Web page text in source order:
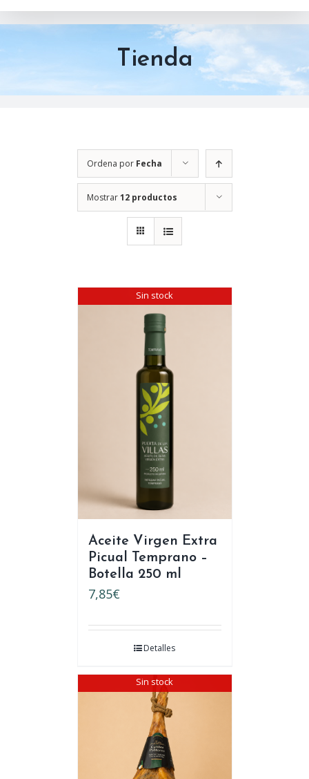
Tienda
Ordena por Fecha
Mostrar12 productos
Sin stock
Aceite Virgen Extra
Picual Temprano –
Botella 250 ml
7,85€
Detalles
Sin stock